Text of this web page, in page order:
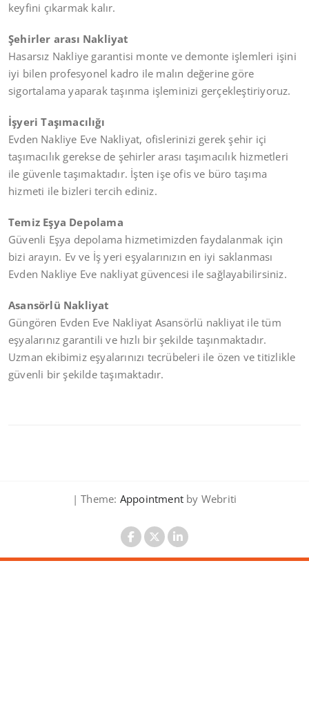
keyfini çıkarmak kalır.
Şehirler arası Nakliyat
Hasarsız Nakliye garantisi monte ve demonte işlemleri işini
iyi bilen profesyonel kadro ile malın değerine göre
sigortalama yaparak taşınma işleminizi gerçekleştiriyoruz.
İşyeri Taşımacılığı
Evden Nakliye Eve Nakliyat, ofislerinizi gerek şehir içi
taşımacılık gerekse de şehirler arası taşımacılık hizmetleri
ile güvenle taşımaktadır. İşten işe ofis ve büro taşıma
hizmeti ile bizleri tercih ediniz.
Temiz Eşya Depolama
Güvenli Eşya depolama hizmetimizden faydalanmak için
bizi arayın. Ev ve İş yeri eşyalarınızın en iyi saklanması
Evden Nakliye Eve nakliyat güvencesi ile sağlayabilirsiniz.
Asansörlü Nakliyat
Güngören Evden Eve Nakliyat Asansörlü nakliyat ile tüm
eşyalarınız garantili ve hızlı bir şekilde taşınmaktadır.
Uzman ekibimiz eşyalarınızı tecrübeleri ile özen ve titizlikle
güvenli bir şekilde taşımaktadır.
| Theme: Appointmentby Webriti